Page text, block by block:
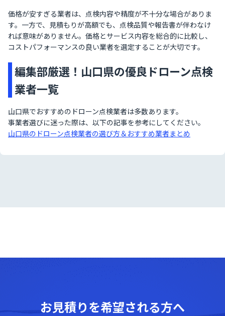
価格が安すぎる業者は、点検内容や精度が不十分な場合がありま
す。一方で、見積もりが高額でも、点検品質や報告書が伴わなけ
れば意味がありません。価格とサービス内容を総合的に比較し、
コストパフォーマンスの良い業者を選定することが大切です。
編集部厳選！山口県の優良ドローン点検
業者一覧
山口県でおすすめのドローン点検業者は多数あります。
事業者選びに迷った際は、以下の記事を参考にしてください。
山口県のドローン点検業者の選び方＆おすすめ業者まとめ
お見積りを希望される方へ